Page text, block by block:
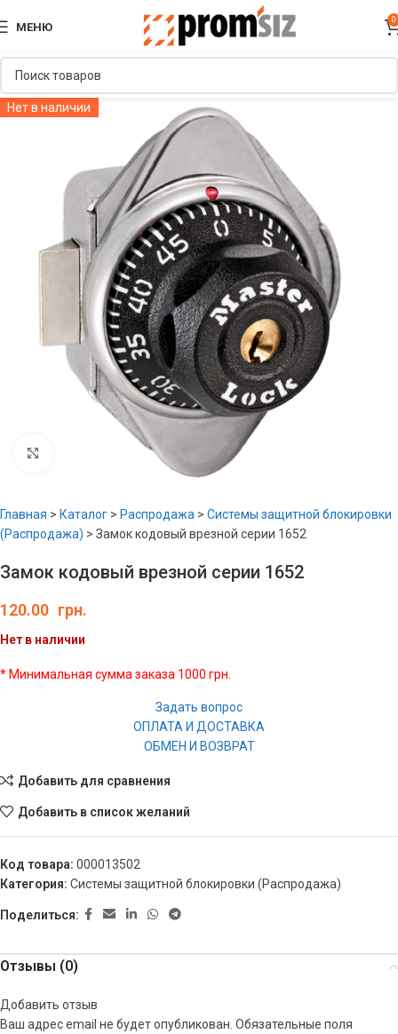
МЕНЮ
0
Нет в наличии
Главная > Каталог > Распродажа > Системы защитной блокировки
(Распродажа) > Замок кодовый врезной серии 1652
Замок кодовый врезной серии 1652
120.00 грн.
Нет в наличии
* Минимальная сумма заказа 1000 грн.
Задать вопрос
ОПЛАТА И ДОСТАВКА
ОБМЕН И ВОЗВРАТ
Добавить для сравнения
Добавить в список желаний
Код товара: 000013502
Категория: Системы защитной блокировки (Распродажа)
Поделиться:
Отзывы (0)
Добавить отзыв
Ваш адрес email не будет опубликован. Обязательные поля